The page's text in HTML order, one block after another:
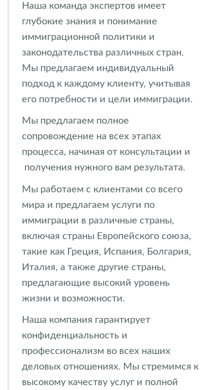
Наша команда экспертов имеет
глубокие знания и понимание
иммиграционной политики и
законодательства различных стран.
Мы предлагаем индивидуальный
подход к каждому клиенту, учитывая
его потребности и цели иммиграции.
Мы предлагаем полное
сопровождение на всех этапах
процесса, начиная от консультации и
получения нужного вам результата.
Мы работаем с клиентами со всего
мира и предлагаем услуги по
иммиграции в различные страны,
включая страны Европейского союза,
такие как Греция, Испания, Болгария,
Италия, а также другие страны,
предлагающие высокий уровень
жизни и возможности.
Наша компания гарантирует
конфиденциальность и
профессионализм во всех наших
деловых отношениях. Мы стремимся к
высокому качеству услуг и полной